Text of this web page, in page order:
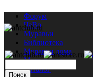
Форум
ЧаВо
Муравьи
Библиотека
Муравьи дома
Мастерская
Каталог